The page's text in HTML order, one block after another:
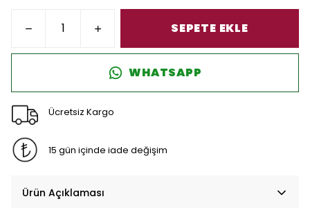
SEPETE EKLE
WHATSAPP
Ücretsiz Kargo
15 gün içinde iade değişim
Ürün Açıklaması